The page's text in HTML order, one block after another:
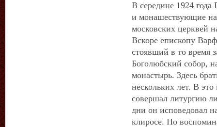
В середине 1924
и монашествующие
московских церквей
Вскоре епископу
стоявший в то время
Боголюбский собор,
монастырь. Здесь
нескольких лет. В
совершал литургию
дни он исповедовал
клиросе. По